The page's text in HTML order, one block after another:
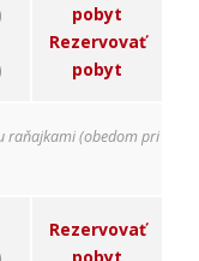
pobyt
Rezervovať
pobyt
raňajkami (obedom pri
Rezervovať